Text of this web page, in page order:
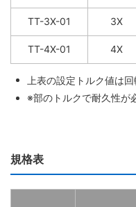
TT-3X-01 3X
TT-4X-01 4X
上表の設定トルク値は
※部のトルクで耐久性が
規格表